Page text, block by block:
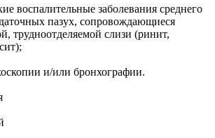
воспалительные заболевания среднего
пазух, сопровождающиеся
трудноотделяемой слизи (ринит,
и/или бронхографии.